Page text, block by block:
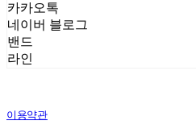
카카오톡
네이버 블로그
밴드
라인
이용약관